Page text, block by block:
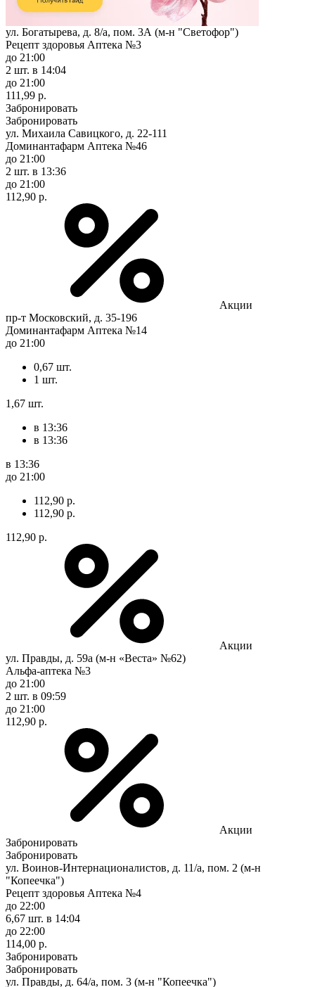
ул. Богатырева, д. 8/а, пом. 3А (м-н "Светофор")
Рецепт здоровья Аптека №3
до 21:00
2 шт. в 14:04
до 21:00
111,99 р.
Забронировать
Забронировать
ул. Михаила Савицкого, д. 22-111
Доминантафарм Аптека №46
до 21:00
2 шт. в 13:36
до 21:00
112,90 р.
Акции
пр-т Московский, д. 35-196
Доминантафарм Аптека №14
до 21:00
0,67 шт.
1 шт.
1,67 шт.
в 13:36
в 13:36
в 13:36
до 21:00
112,90 р.
112,90 р.
112,90 р.
Акции
ул. Правды, д. 59а (м-н «Веста» №62)
Альфа-аптека №3
до 21:00
2 шт. в 09:59
до 21:00
112,90 р.
Акции
Забронировать
Забронировать
ул. Воинов-Интернационалистов, д. 11/а, пом. 2 (м-н
"Копеечка")
Рецепт здоровья Аптека №4
до 22:00
6,67 шт. в 14:04
до 22:00
114,00 р.
Забронировать
Забронировать
ул. Правды, д. 64/а, пом. 3 (м-н "Копеечка")